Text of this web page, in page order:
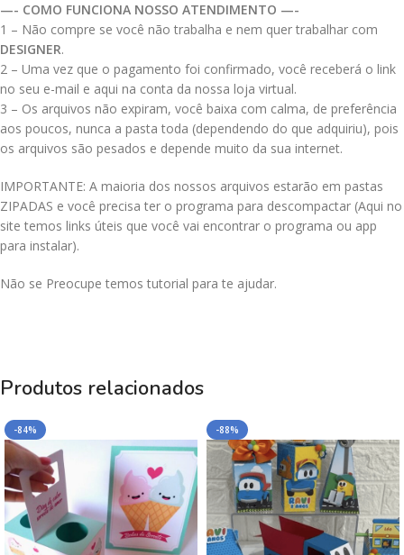
—- COMO FUNCIONA NOSSO ATENDIMENTO —-
1 – Não compre se você não trabalha e nem quer trabalhar com
DESIGNER.
2 – Uma vez que o pagamento foi confirmado, você receberá o link
no seu e-mail e aqui na conta da nossa loja virtual.
3 – Os arquivos não expiram, você baixa com calma, de preferência
aos poucos, nunca a pasta toda (dependendo do que adquiriu), pois
os arquivos são pesados e depende muito da sua internet.
IMPORTANTE: A maioria dos nossos arquivos estarão em pastas
ZIPADAS e você precisa ter o programa para descompactar (Aqui no
site temos links úteis que você vai encontrar o programa ou app
para instalar).
Não se Preocupe temos tutorial para te ajudar.
Produtos relacionados
-84% -88%